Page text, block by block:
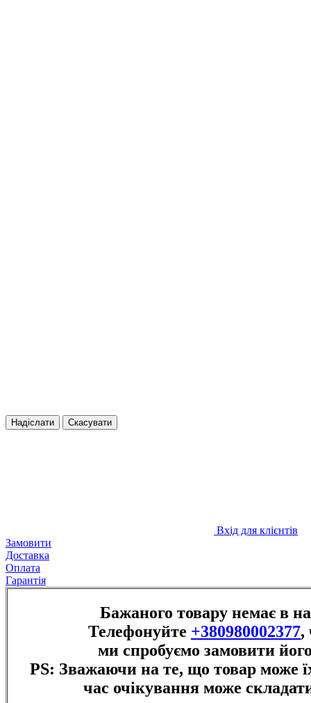
Надіслати Скасувати
Вхід для клієнтів
Замовити
Доставка
Оплата
Гарантія
Бажаного товару немає в
Телефонуйте +380980002377,
ми спробуємо замовити
PS: Зважаючи на те, що товар може
час очікування може